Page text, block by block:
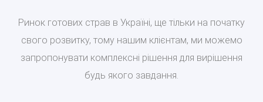
Ринок готових страв в Україні, ще тільки на початку
свого розвитку, тому нашим клієнтам, ми можемо
запропонувати комплексні рішення для вирішення
будь якого завдання.